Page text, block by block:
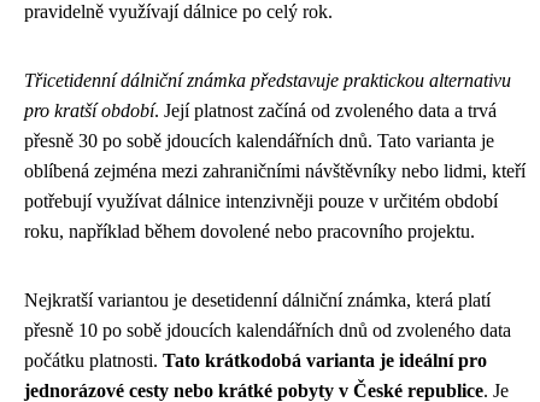
pravidelně využívají dálnice po celý rok.
Třicetidenní dálniční známka představuje praktickou alternativu
pro kratší období. Její platnost začíná od zvoleného data a trvá
přesně 30 po sobě jdoucích kalendářních dnů. Tato varianta je
oblíbená zejména mezi zahraničními návštěvníky nebo lidmi, kteří
potřebují využívat dálnice intenzivněji pouze v určitém období
roku, například během dovolené nebo pracovního projektu.
Nejkratší variantou je desetidenní dálniční známka, která platí
přesně 10 po sobě jdoucích kalendářních dnů od zvoleného data
počátku platnosti. Tato krátkodobá varianta je ideální pro
jednorázové cesty nebo krátké pobyty v České republice. Je